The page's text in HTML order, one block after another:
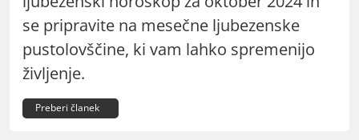
se pripravite na mesečne ljubezenske
pustolovščine, ki vam lahko spremenijo
življenje.
Preberi članek